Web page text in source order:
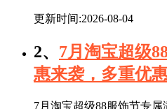
更新时间:2026-08-04
2、 7月淘宝超级
惠来袭，多重优
7月淘宝超级88服饰节专